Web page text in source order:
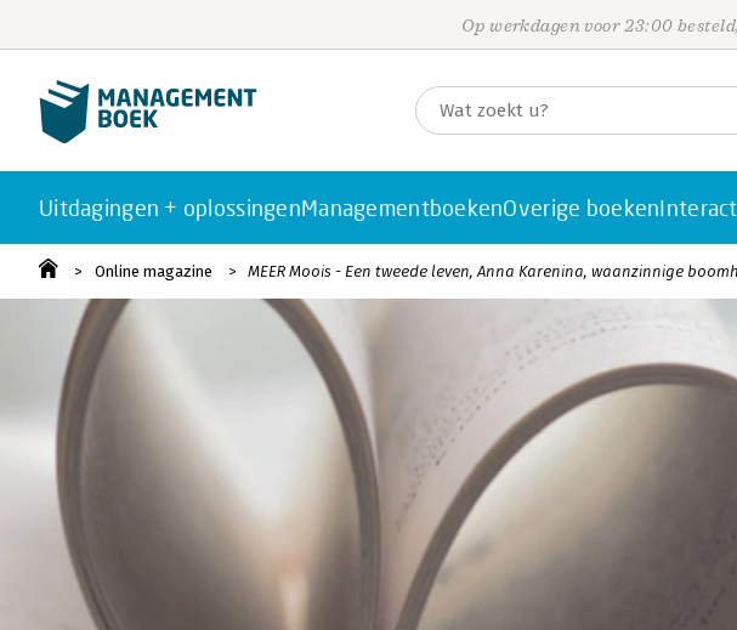
Op werkdagen voor 23:00
Uitdagingen + oplossingenManagementboekenOverige boeken
Online magazine MEER Moois - Een tweede leven, Anna Karenina, waanzinnige